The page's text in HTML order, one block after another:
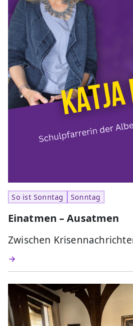
So ist Sonntag Sonntag
Einatmen – Ausatmen
Zwischen